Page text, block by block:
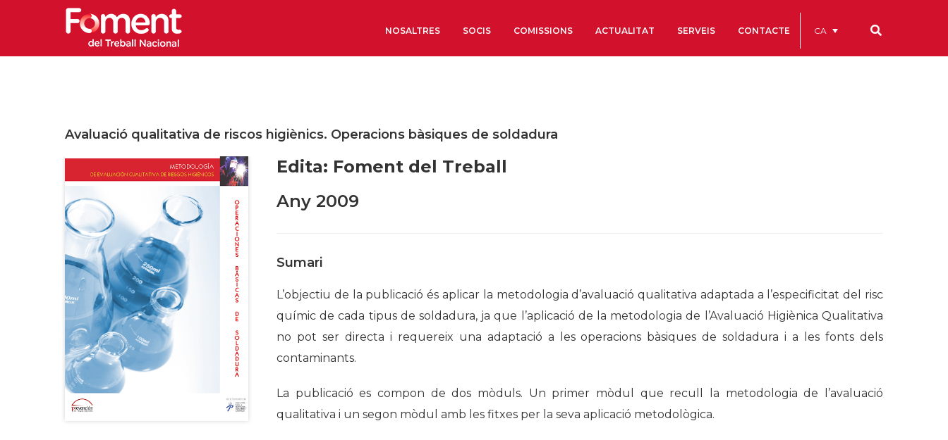
NOSALTRES
Òrgans Consultius
Coneix més
Història
Seu Social
SOCIS COMISSIONS ACTUALITAT SERVEIS CONTACTE CA
Avaluació qualitativa de riscos higiènics. Operacions bàsiques de soldadura
Edita: Foment del Treball
Any 2009
Sumari
L’objectiu de la publicació és aplicar la metodologia d’avaluació qualitativa adaptada a l’especificitat del risc
químic de cada tipus de soldadura, ja que l’aplicació de la metodologia de l’Avaluació Higiènica Qualitativa
no pot ser directa i requereix una adaptació a les operacions bàsiques de soldadura i a les fonts dels
contaminants.
La publicació es compon de dos mòduls. Un primer mòdul que recull la metodologia de l’avaluació
qualitativa i un segon mòdul amb les fitxes per la seva aplicació metodològica.